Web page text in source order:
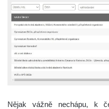
Nějak vážně nechápu, k